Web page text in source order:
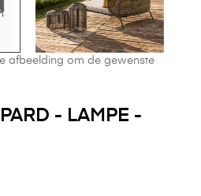
afbeelding om de gewenste
- LAMPE -